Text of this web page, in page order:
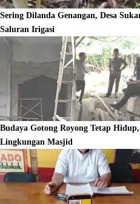
Sering Dilanda Genangan, Desa
Saluran Irigasi
Budaya Gotong Royong Tetap
Lingkungan Masjid